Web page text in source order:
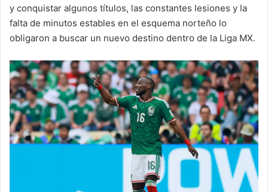
y conquistar algunos títulos, las constantes lesiones y la
falta de minutos estables en el esquema norteño lo
obligaron a buscar un nuevo destino dentro de la Liga MX.